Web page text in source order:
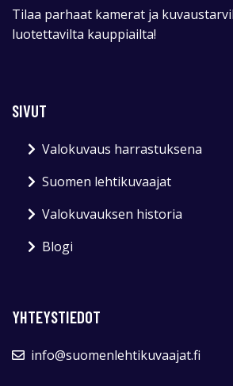
Tilaa parhaat kamerat ja
luotettavilta kauppiailta!
SIVUT
Valokuvaus harrastuksena
Suomen lehtikuvaajat
Valokuvauksen historia
Blogi
YHTEYSTIEDOT
info@suomenlehtikuvaajat.fi